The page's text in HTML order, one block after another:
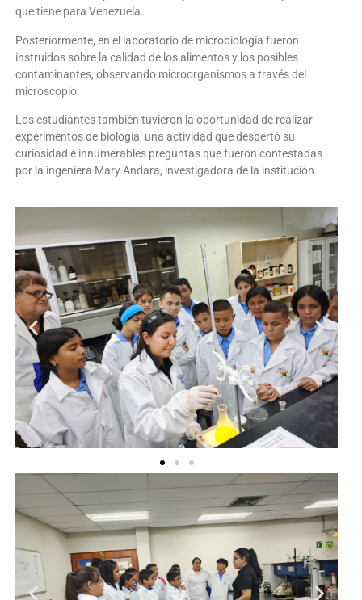
que tiene para Venezuela.
Posteriormente, en el laboratorio de microbiología fueron
instruidos sobre la calidad de los alimentos y los posibles
contaminantes, observando microorganismos a través del
microscopio.
Los estudiantes también tuvieron la oportunidad de realizar
experimentos de biología, una actividad que despertó su
curiosidad e innumerables preguntas que fueron contestadas
por la ingeniera Mary Andara, investigadora de la institución.